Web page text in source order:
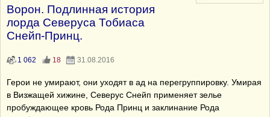
Ворон. Подлинная история
лорда Северуса Тобиаса
Снейп-Принц.
1 062 18 31.08.2016
Герои не умирают, они уходят в ад на перегруппировку. Умирая
в Визжащей хижине, Северус Снейп применяет зелье
пробуждающее кровь Рода Принц и заклинание Рода